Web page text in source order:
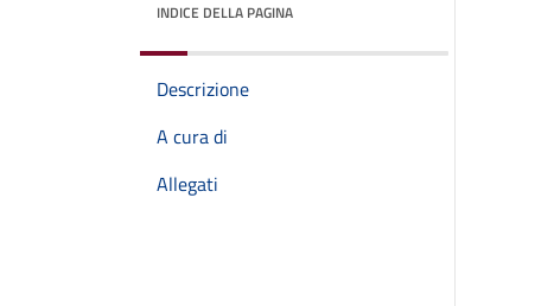
INDICE DELLA PAGINA
Descrizione
A cura di
Allegati